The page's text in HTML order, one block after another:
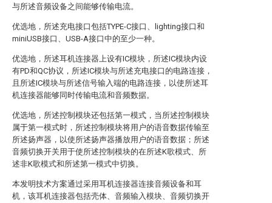
与所述音频设备之间能够传输电流。
优选地，所述充电接口包括TYPE-C接口、lighting接口和
miniUSB接口、USB-A接口中的至少一种。
优选地，所述耳机连接器上设有IC模块，所述IC模块内设
有PD和QC协议，所述IC模块与所述充电接口的电路连接，
且所述IC模块与所述信号输入端的电路连接，以使所述耳
机连接器能够同时传输电流和音频数据。
优选地，所述控制模块还包括第一模式，当所述控制模块
属于第一模式时，所述控制模块将用户的语音数据传输至
所述扬声器，以使所述扬声器播放用户的语音数据；所述
音频切换开关用于使所述控制模块的在所述K歌模式、所
述非K歌模式和所述第一模式中切换。
本发明技术方案通过采用耳机连接器连接音频设备和耳
机，该耳机连接器包括壳体、音频输入模块、音频切换开